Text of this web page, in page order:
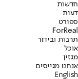
חדשות
דעות
ספורט
ForReal
תרבות ובידור
אוכל
מגזין
אנחנו מגייסים
English